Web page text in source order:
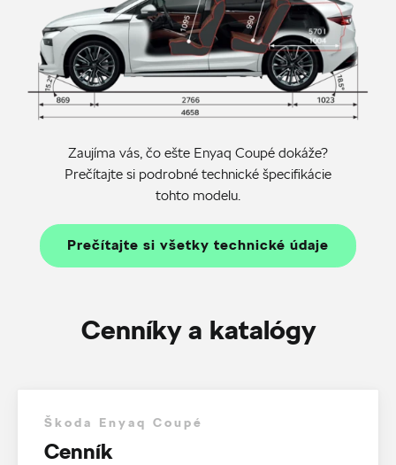
Zaujíma vás, čo ešte Enyaq Coupé dokáže?
Prečítajte si podrobné technické špecifikácie
tohto modelu.
Prečítajte si všetky technické údaje
Cenníky a katalógy
Škoda Enyaq Coupé
Cenník